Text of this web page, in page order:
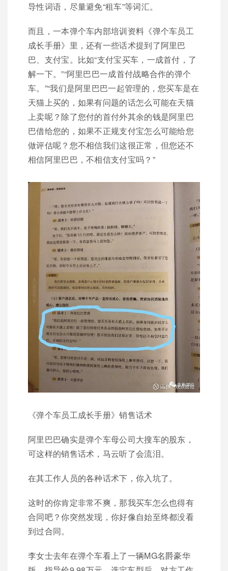
导性词语，尽量避免“租车”等词汇。
而且，一本弹个车内部培训资料《弹个车员工
成长手册》里，还有一些话术提到了阿里巴
巴、支付宝。比如“支付宝买车，一成首付，了
解一下。”“阿里巴巴一成首付战略合作的弹个
车。”“我们是阿里巴巴一起管理的，您买车是在
天猫上买的，如果有问题的话怎么可能在天猫
上卖呢？除了您付的首付外其余的钱是阿里巴
巴借给您的，如果不正规支付宝怎么可能给您
做评估呢？您不相信我们这很正常，但您还不
相信阿里巴巴，不相信支付宝吗？”
《弹个车员工成长手册》销售话术
阿里巴巴确实是弹个车母公司大搜车的股东，
可这样的销售话术，马云听了会流泪。
在其工作人员的各种话术下，你入坑了。
这时的你肯定非常不爽，那我买车怎么也得有
合同吧？你突然发现，你好像自始至终都没看
到过合同。
李女士去年在弹个车看上了一辆MG名爵豪华